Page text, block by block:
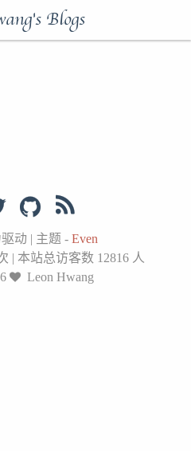
Blogs
动 | 主题 - Even
| 本站总访客数 12816人
Leon Hwang